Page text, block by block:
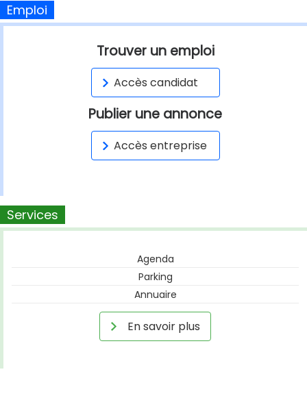
Emploi
Trouver un emploi
Accès candidat
Publier une annonce
Accès entreprise
Services
Agenda
Parking
Annuaire
En savoir plus